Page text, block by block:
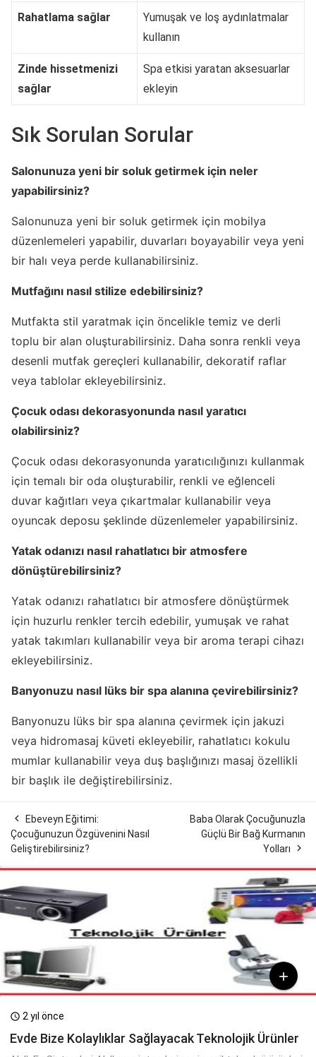
Rahatlama sağlar
Yumuşak ve loş aydınlatmalar
kullanın
Zinde hissetmenizi
sağlar
Spa etkisi yaratan aksesuarlar
ekleyin
Sık Sorulan Sorular
Salonunuza yeni bir soluk getirmek için neler
yapabilirsiniz?
Salonunuza yeni bir soluk getirmek için mobilya
düzenlemeleri yapabilir, duvarları boyayabilir veya yeni
bir halı veya perde kullanabilirsiniz.
Mutfağını nasıl stilize edebilirsiniz?
Mutfakta stil yaratmak için öncelikle temiz ve derli
toplu bir alan oluşturabilirsiniz. Daha sonra renkli veya
desenli mutfak gereçleri kullanabilir, dekoratif raflar
veya tablolar ekleyebilirsiniz.
Çocuk odası dekorasyonunda nasıl yaratıcı
olabilirsiniz?
Çocuk odası dekorasyonunda yaratıcılığınızı kullanmak
için temalı bir oda oluşturabilir, renkli ve eğlenceli
duvar kağıtları veya çıkartmalar kullanabilir veya
oyuncak deposu şeklinde düzenlemeler yapabilirsiniz.
Yatak odanızı nasıl rahatlatıcı bir atmosfere
dönüştürebilirsiniz?
Yatak odanızı rahatlatıcı bir atmosfere dönüştürmek
için huzurlu renkler tercih edebilir, yumuşak ve rahat
yatak takımları kullanabilir veya bir aroma terapi cihazı
ekleyebilirsiniz.
Banyonuzu nasıl lüks bir spa alanına çevirebilirsiniz?
Banyonuzu lüks bir spa alanına çevirmek için jakuzi
veya hidromasaj küveti ekleyebilir, rahatlatıcı kokulu
mumlar kullanabilir veya duş başlığınızı masaj özellikli
bir başlık ile değiştirebilirsiniz.

Ebeveyn Eğitimi:
Çocuğunuzun Özgüvenini Nasıl
Geliştirebilirsiniz?
Baba Olarak Çocuğunuzla
Güçlü Bir Bağ Kurmanın
Yolları


 2 yıl önce
Evde Bize Kolaylıklar Sağlayacak Teknolojik Ürünler